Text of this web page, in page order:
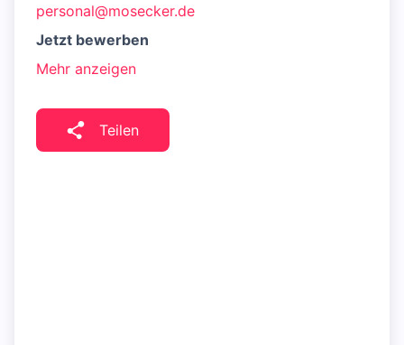
personal@mosecker.de
Jetzt bewerben
Mehr anzeigen
Teilen